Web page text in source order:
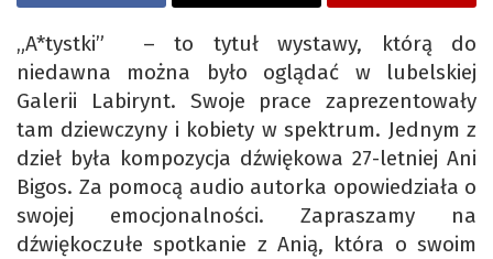
„A*tystki” – to tytuł wystawy, którą do
niedawna można było oglądać w lubelskiej
Galerii Labirynt. Swoje prace zaprezentowały
tam dziewczyny i kobiety w spektrum. Jednym z
dzieł była kompozycja dźwiękowa 27-letniej Ani
Bigos. Za pomocą audio autorka opowiedziała o
swojej emocjonalności. Zapraszamy na
dźwiękoczułe spotkanie z Anią, która o swoim